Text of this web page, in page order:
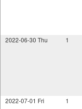
2022-06-30 Thu 1
2022-07-01 Fri 1